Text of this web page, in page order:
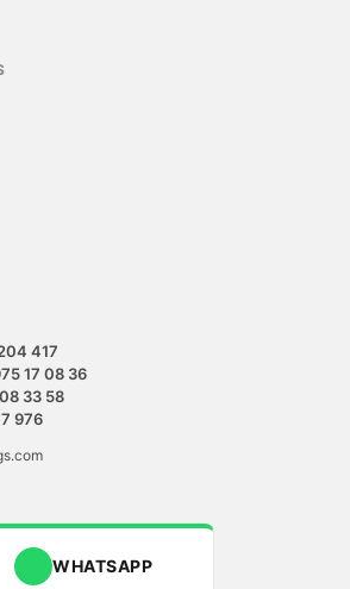
417
17 08 36
33 58
976
WHATSAPP